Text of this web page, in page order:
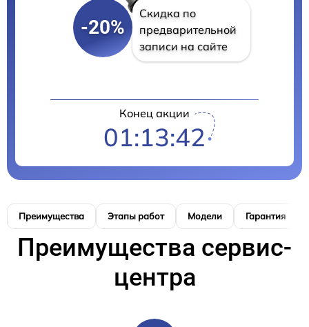
-20%
Скидка по
предварительной
записи на сайте
Конец акции
01:13:41
Преимущества Этапы работ Модели Гарантия
Преимущества сервис-
центра